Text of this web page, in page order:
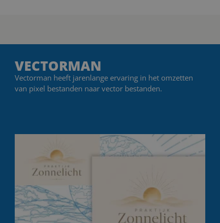
VECTORMAN
Vectorman heeft jarenlange ervaring in het omzetten
van pixel bestanden naar vector bestanden.